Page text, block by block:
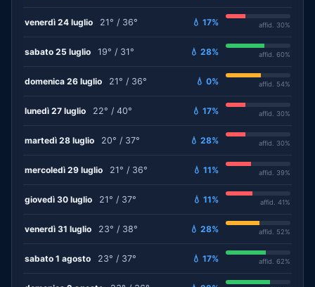
venerdì 24 luglio 21° / 36° 💧 17% affid. 30%
sabato 25 luglio 19° / 31° 💧 28% affid. 60%
domenica 26 luglio 21° / 36° 💧 0% affid. 54%
lunedì 27 luglio 22° / 40° 💧 17% affid. 30%
martedì 28 luglio 20° / 37° 💧 28% affid. 30%
mercoledì 29 luglio 21° / 36° 💧 11% affid. 39%
giovedì 30 luglio 21° / 37° 💧 11% affid. 41%
venerdì 31 luglio 23° / 38° 💧 28% affid. 52%
sabato 1 agosto 23° / 37° 💧 17% affid. 62%